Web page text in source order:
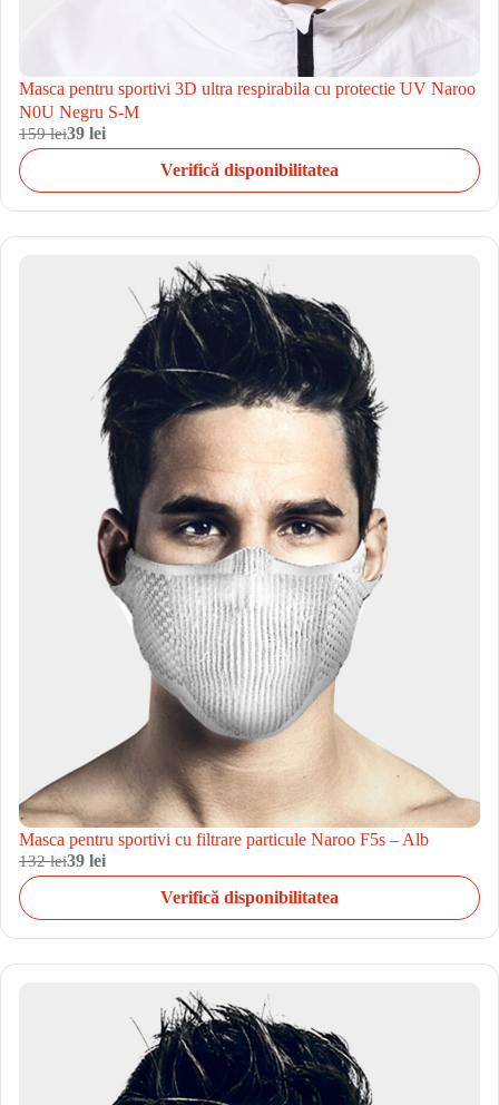
Masca pentru sportivi 3D ultra respirabila cu protectie UV Naroo
N0U Negru S-M
159 lei39 lei
Verifică disponibilitatea
Masca pentru sportivi cu filtrare particule Naroo F5s – Alb
132 lei39 lei
Verifică disponibilitatea